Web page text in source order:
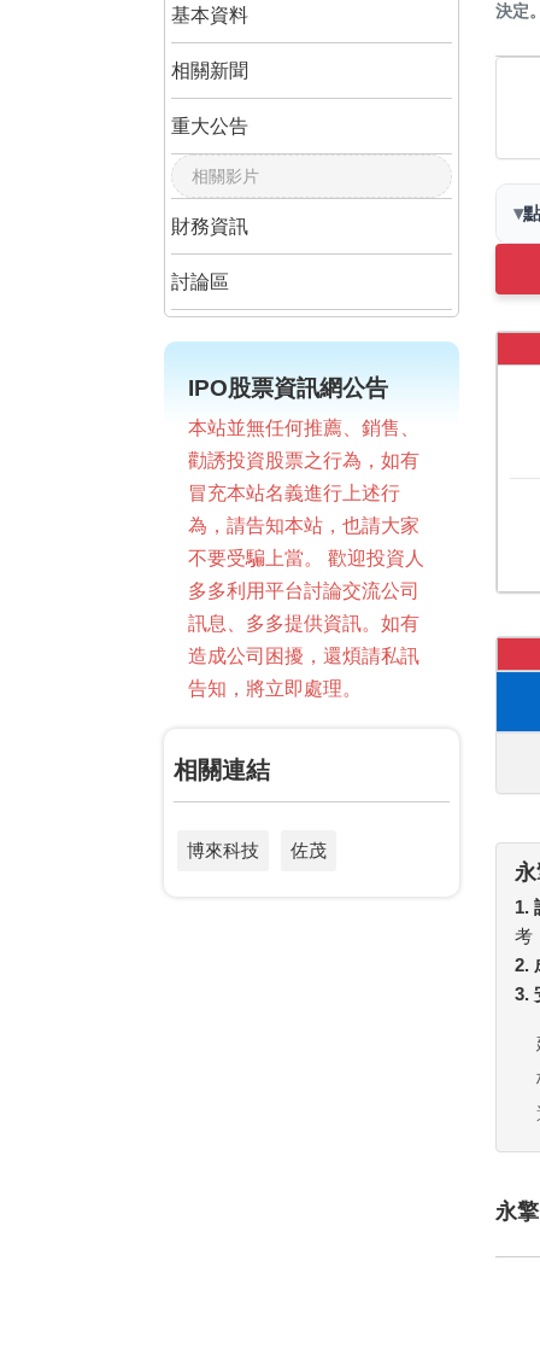
基本資料
相關新聞
重大公告
相關影片
財務資訊
討論區
IPO股票資訊網公告
本站並無任何推薦、銷售、
勸誘投資股票之行為，如有
冒充本站名義進行上述行
為，請告知本站，也請大家
不要受騙上當。 歡迎投資人
多多利用平台討論交流公司
訊息、多多提供資訊。如有
造成公司困擾，還煩請私訊
告知，將立即處理。
相關連結
博來科技 佐茂
決定
▾
1.
考
2.
3.
永